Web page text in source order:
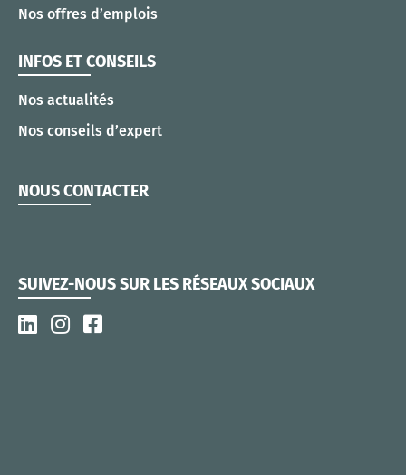
Nos offres d’emplois
INFOS ET CONSEILS
Nos actualités
Nos conseils d’expert
NOUS CONTACTER
SUIVEZ-NOUS SUR LES RÉSEAUX SOCIAUX